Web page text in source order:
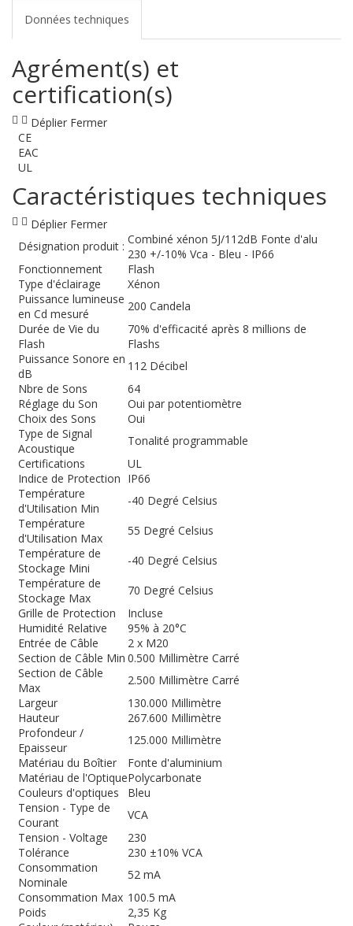
Données techniques
Agrément(s) et
certification(s)
Déplier Fermer
CE
EAC
UL
Caractéristiques techniques
Déplier Fermer
Désignation produit : Combiné xénon 5J/112dB Fonte d'alu
230 +/-10% Vca - Bleu - IP66
Fonctionnement
Flash
Type d'éclairage
Xénon
Puissance lumineuse
en Cd mesuré
200 Candela
Durée de Vie du
Flash
70% d'efficacité après 8 millions de
Flashs
Puissance Sonore en
dB
112 Décibel
Nbre de Sons
64
Réglage du Son
Oui par potentiomètre
Choix des Sons
Oui
Type de Signal
Acoustique
Tonalité programmable
Certifications
UL
Indice de Protection IP66
Température
d'Utilisation Min
-40 Degré Celsius
Température
d'Utilisation Max
55 Degré Celsius
Température de
Stockage Mini
-40 Degré Celsius
Température de
Stockage Max
70 Degré Celsius
Grille de Protection
Incluse
Humidité Relative
95% à 20°C
Entrée de Câble
2 x M20
Section de Câble Min 0.500 Millimètre Carré
Section de Câble
Max
2.500 Millimètre Carré
Largeur
130.000 Millimètre
Hauteur
267.600 Millimètre
Profondeur /
Epaisseur
125.000 Millimètre
Matériau du Boîtier
Fonte d'aluminium
Matériau de l'OptiquePolycarbonate
Couleurs d'optiques
Bleu
Tension - Type de
Courant
VCA
Tension - Voltage
230
Tolérance
230 ±10% VCA
Consommation
Nominale
52 mA
Consommation Max 100.5 mA
Poids
2,35 Kg